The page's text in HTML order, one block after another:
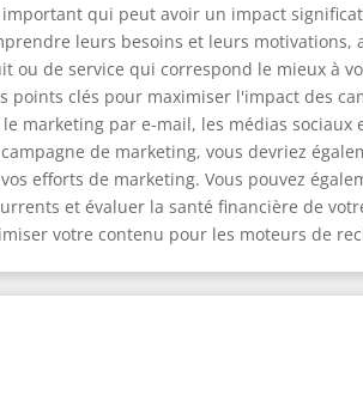
qui peut avoir un impact
leurs besoins et leurs
ou de service qui correspond le mieux à
points clés pour maximiser l'impact des
marketing par e-mail, les médias
de marketing, vous devriez
efforts de marketing. Vous pouvez
et évaluer la santé financière de
votre contenu pour les moteurs de